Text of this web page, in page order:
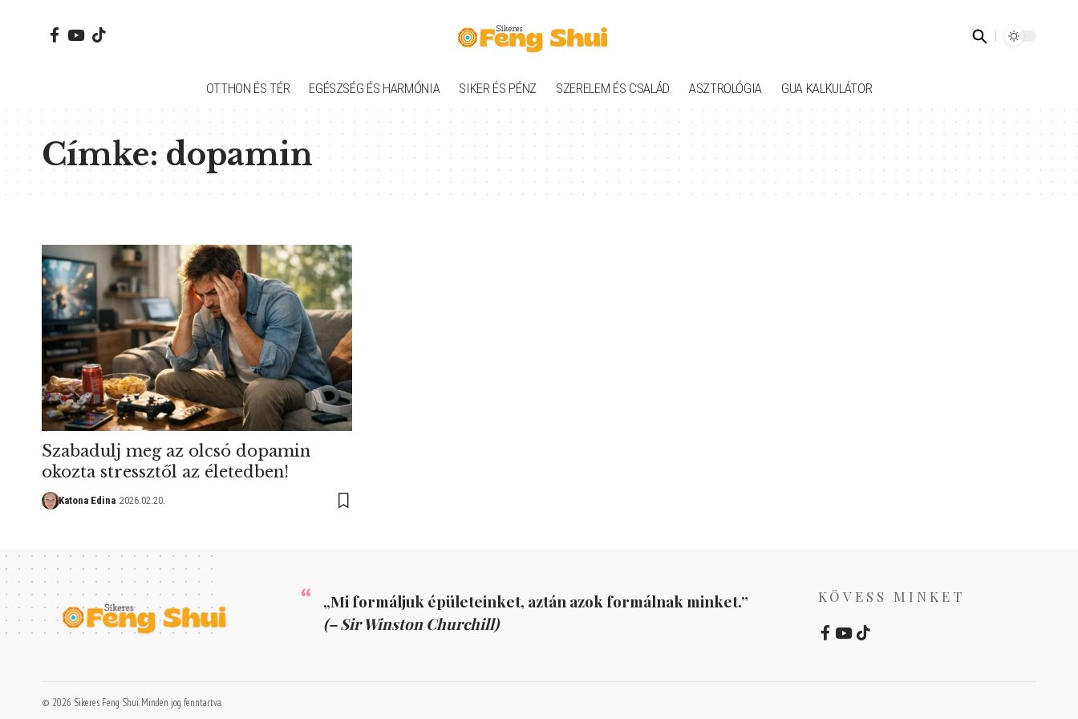
OTTHON ÉS TÉR EGÉSZSÉG ÉS HARMÓNIA SIKER ÉS PÉNZ SZERELEM ÉS CSALÁD ASZTROLÓGIA GUA KALKULÁTOR
Címke:dopamin
Szabadulj meg az olcsó dopamin
okozta stressztől az életedben!
Katona Edina 2026.02.20.
„Mi formáljuk épületeinket, aztán azok formálnak minket.”
(– Sir Winston Churchill)
KÖVESS MINKET
© 2026 Sikeres Feng Shui. Minden jog fenntartva.